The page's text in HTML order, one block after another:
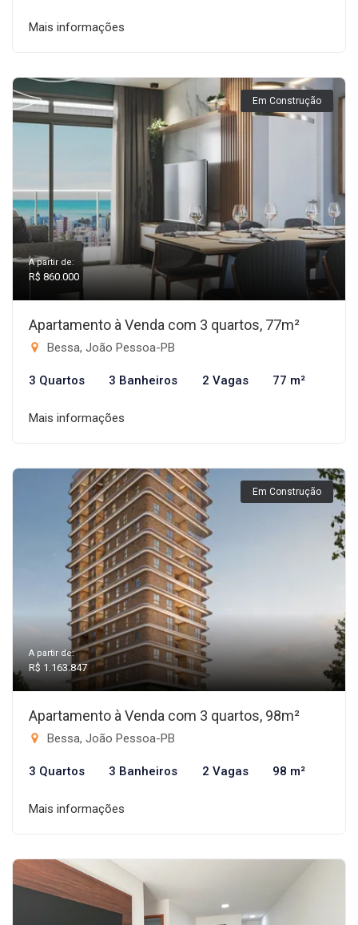
Mais informações
Em Construção
A partir de:
R$ 860.000
Apartamento à Venda com 3 quartos, 77m²
Bessa, João Pessoa-PB
3 Quartos 3 Banheiros 2 Vagas 77 m²
Mais informações
Em Construção
A partir de:
R$ 1.163.847
Apartamento à Venda com 3 quartos, 98m²
Bessa, João Pessoa-PB
3 Quartos 3 Banheiros 2 Vagas 98 m²
Mais informações